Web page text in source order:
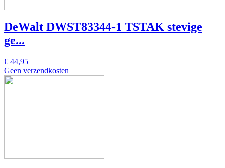
DeWalt DWST83344-1 TSTAK stevige
ge...
€ 44,95
Geen verzendkosten